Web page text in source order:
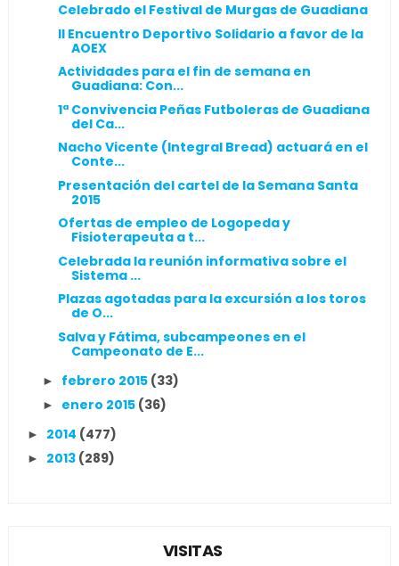
Celebrado el Festival de Murgas de Guadiana
II Encuentro Deportivo Solidario a favor de la
AOEX
Actividades para el fin de semana en
Guadiana: Con...
1ª Convivencia Peñas Futboleras de Guadiana
del Ca...
Nacho Vicente (Integral Bread) actuará en el
Conte...
Presentación del cartel de la Semana Santa
2015
Ofertas de empleo de Logopeda y
Fisioterapeuta a t...
Celebrada la reunión informativa sobre el
Sistema ...
Plazas agotadas para la excursión a los toros
de O...
Salva y Fátima, subcampeones en el
Campeonato de E...
► febrero 2015 (33)
► enero 2015 (36)
► 2014 (477)
► 2013 (289)
VISITAS